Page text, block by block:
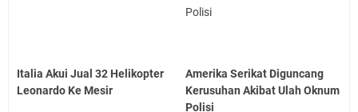
Italia Akui Jual 32 Helikopter
Leonardo Ke Mesir
Amerika Serikat Diguncang
Kerusuhan Akibat Ulah Oknum
Polisi